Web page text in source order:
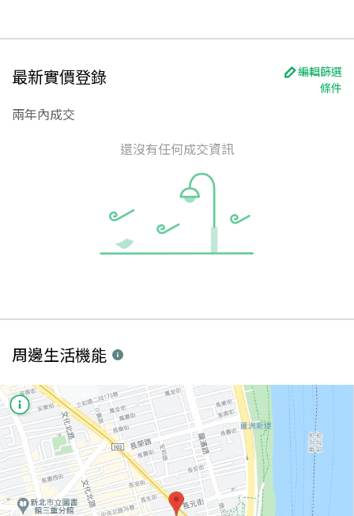
最新實價登錄
編輯篩選
條件
兩年內成交
還沒有任何成交資訊
周邊生活機能